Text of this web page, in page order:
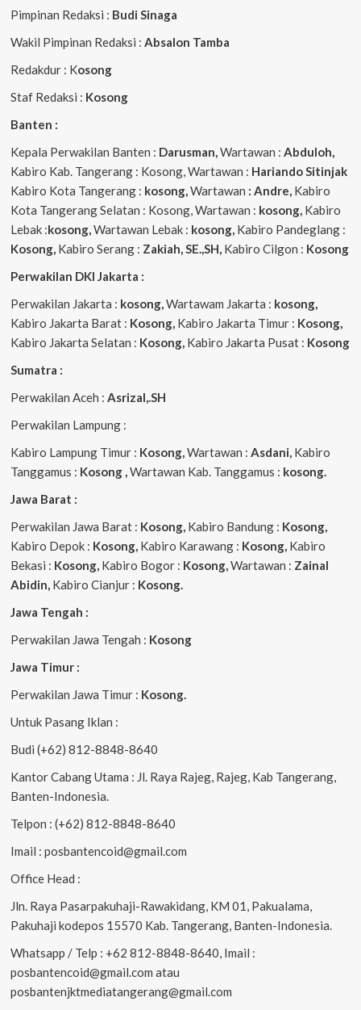
Pimpinan Redaksi : Budi Sinaga
Wakil Pimpinan Redaksi : Absalon Tamba
Redakdur : Kosong
Staf Redaksi : Kosong
Banten :
Kepala Perwakilan Banten : Darusman, Wartawan : Abduloh,
Kabiro Kab. Tangerang : Kosong, Wartawan : Hariando Sitinjak
Kabiro Kota Tangerang : kosong, Wartawan : Andre, Kabiro
Kota Tangerang Selatan : Kosong, Wartawan : kosong, Kabiro
Lebak :kosong, Wartawan Lebak : kosong, Kabiro Pandeglang :
Kosong, Kabiro Serang : Zakiah, SE.,SH, Kabiro Cilgon : Kosong
Perwakilan DKI Jakarta :
Perwakilan Jakarta : kosong, Wartawam Jakarta : kosong,
Kabiro Jakarta Barat : Kosong, Kabiro Jakarta Timur : Kosong,
Kabiro Jakarta Selatan : Kosong, Kabiro Jakarta Pusat : Kosong
Sumatra :
Perwakilan Aceh : Asrizal,.SH
Perwakilan Lampung :
Kabiro Lampung Timur : Kosong, Wartawan : Asdani, Kabiro
Tanggamus : Kosong , Wartawan Kab. Tanggamus : kosong.
Jawa Barat :
Perwakilan Jawa Barat : Kosong, Kabiro Bandung : Kosong,
Kabiro Depok : Kosong, Kabiro Karawang : Kosong, Kabiro
Bekasi : Kosong, Kabiro Bogor : Kosong, Wartawan : Zainal
Abidin, Kabiro Cianjur : Kosong.
Jawa Tengah :
Perwakilan Jawa Tengah : Kosong
Jawa Timur :
Perwakilan Jawa Timur : Kosong.
Untuk Pasang Iklan :
Budi (+62) 812-8848-8640
Kantor Cabang Utama : Jl. Raya Rajeg, Rajeg, Kab Tangerang,
Banten-Indonesia.
Telpon : (+62) 812-8848-8640
Imail : posbantencoid@gmail.com
Office Head :
Jln. Raya Pasarpakuhaji-Rawakidang, KM 01, Pakualama,
Pakuhaji kodepos 15570 Kab. Tangerang, Banten-Indonesia.
Whatsapp / Telp : +62 812-8848-8640, Imail :
posbantencoid@gmail.com atau
posbantenjktmediatangerang@gmail.com